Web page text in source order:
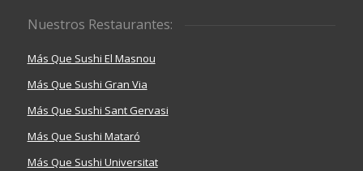
Nuestros Restaurantes:
Más Que Sushi El Masnou
Más Que Sushi Gran Via
Más Que Sushi Sant Gervasi
Más Que Sushi Mataró
Más Que Sushi Universitat